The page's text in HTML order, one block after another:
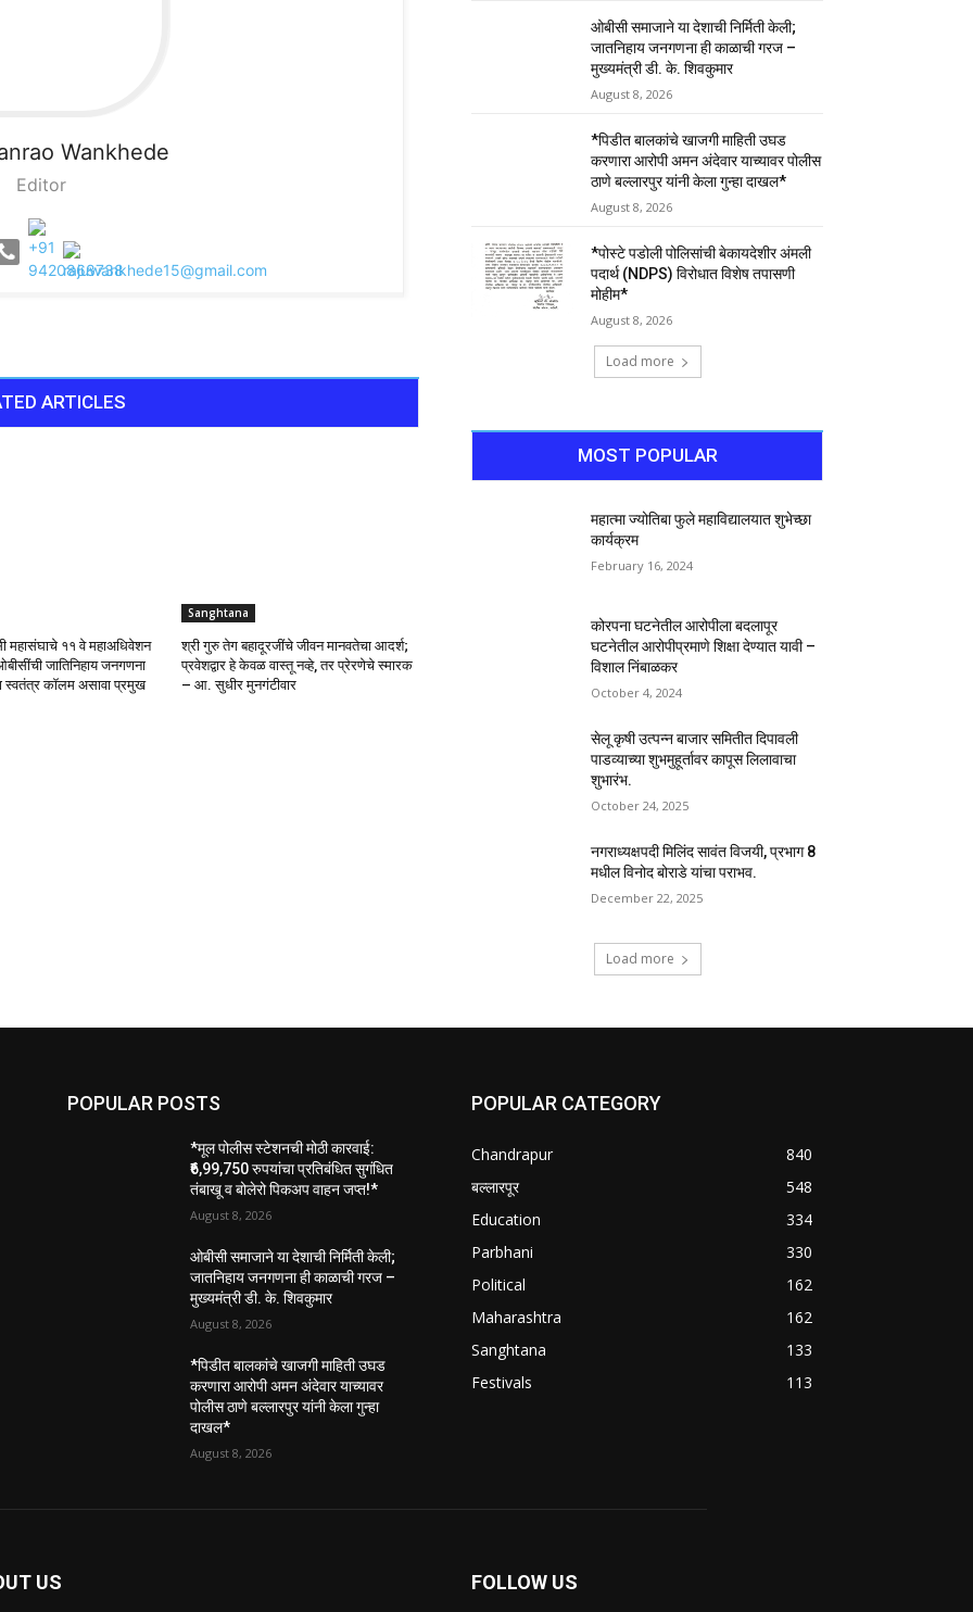
Wankhede
Editor
ARTICLES
महासंघाचे ११ वे महाअधिवेशन
जातिनिहाय जनगणना
कॉलम असावा प्रमुख
Sanghtana
श्री गुरु तेग बहादूरजींचे जीवन मानवतेचा आदर्श;
प्रवेशद्वार हे केवळ वास्तू नव्हे, तर प्रेरणेचे स्मारक
– आ. सुधीर मुनगंटीवार
ओबीसी समाजाने या देशाची निर्मिती केली;
जातनिहाय जनगणना ही काळाची गरज –
मुख्यमंत्री डी. के. शिवकुमार
August 8, 2026
*पिडीत बालकांचे खाजगी माहिती उघड
करणारा आरोपी अमन अंदेवार याच्यावर पोलीस
ठाणे बल्लारपुर यांनी केला गुन्हा दाखल*
August 8, 2026
*पोस्टे पडोली पोलिसांची बेकायदेशीर अंमली
पदार्थ (NDPS) विरोधात विशेष तपासणी
मोहीम*
August 8, 2026
Load more
MOST POPULAR
महात्मा ज्योतिबा फुले महाविद्यालयात शुभेच्छा
कार्यक्रम
February 16, 2024
कोरपना घटनेतील आरोपीला बदलापूर
घटनेतील आरोपीप्रमाणे शिक्षा देण्‍यात यावी –
विशाल निंबाळकर
October 4, 2024
सेलू कृषी उत्पन्न बाजार समितीत दिपावली
पाडव्याच्या शुभमुहूर्तावर कापूस लिलावाचा
शुभारंभ.
October 24, 2025
नगराध्यक्षपदी मिलिंद सावंत विजयी, प्रभाग 8
मधील विनोद बोराडे यांचा पराभव.
December 22, 2025
Load more
POPULAR POSTS
*मूल पोलीस स्टेशनची मोठी कारवाई:
₹6,99,750 रुपयांचा प्रतिबंधित सुगंधित
तंबाखू व बोलेरो पिकअप वाहन जप्त!*
August 8, 2026
ओबीसी समाजाने या देशाची निर्मिती केली;
जातनिहाय जनगणना ही काळाची गरज –
मुख्यमंत्री डी. के. शिवकुमार
August 8, 2026
*पिडीत बालकांचे खाजगी माहिती उघड
करणारा आरोपी अमन अंदेवार याच्यावर
पोलीस ठाणे बल्लारपुर यांनी केला गुन्हा
दाखल*
August 8, 2026
POPULAR CATEGORY
Chandrapur
840
बल्लारपूर
548
Education
334
Parbhani
330
Political
162
Maharashtra
162
Sanghtana
133
Festivals
113
US FOLLOW US